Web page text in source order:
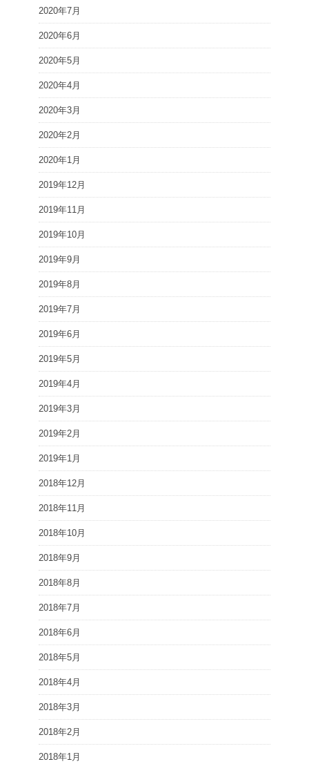
2020年7月
2020年6月
2020年5月
2020年4月
2020年3月
2020年2月
2020年1月
2019年12月
2019年11月
2019年10月
2019年9月
2019年8月
2019年7月
2019年6月
2019年5月
2019年4月
2019年3月
2019年2月
2019年1月
2018年12月
2018年11月
2018年10月
2018年9月
2018年8月
2018年7月
2018年6月
2018年5月
2018年4月
2018年3月
2018年2月
2018年1月